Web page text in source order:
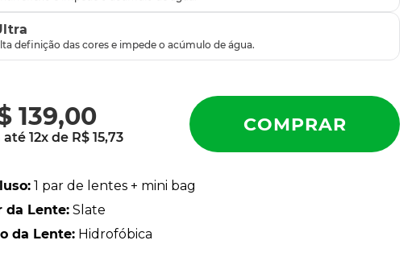
139,00
até12x de R$ 15,73
: 1 par de lentes + mini bag
da Lente: Slate
da Lente: Hidrofóbica